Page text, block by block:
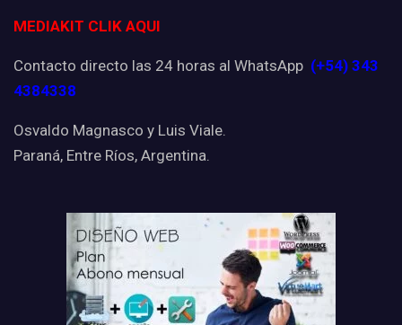
MEDIAKIT CLIK AQUI
Contacto directo las 24 horas al WhatsApp (+54) 343
4384338
Osvaldo Magnasco y Luis Viale.
Paraná, Entre Ríos, Argentina.